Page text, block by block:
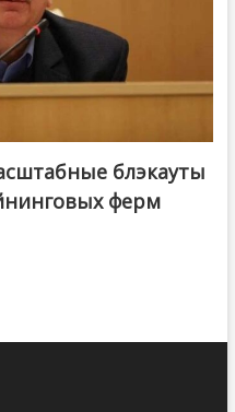
блэкауты
ферм